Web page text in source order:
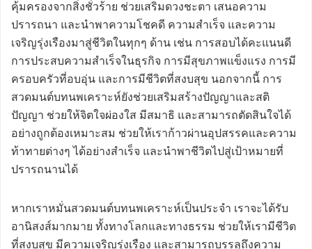
คุ้มครองจากสิ่งชั่วร้าย ช่วยเสริมดวงชะตา เสนอความ
ปรารถนา และนำพาความโชคดี ความสำเร็จ และความ
เจริญรุ่งเรืองมาสู่ชีวิตในทุกๆ ด้าน เช่น การสอบได้คะแนนดี
การประสบความสำเร็จในธุรกิจ การมีสุขภาพแข็งแรง การมี
ครอบครัวที่อบอุ่น และการมีชีวิตที่สงบสุข นอกจากนี้ การ
สวดมนต์บทนพเคราะห์ยังช่วยเสริมสร้างปัญญาและสติ
ปัญญา ช่วยให้จิตใจผ่องใส มีสมาธิ และสามารถตัดสินใจได้
อย่างถูกต้องเหมาะสม ช่วยให้เราก้าวผ่านอุปสรรคและความ
ท้าทายต่างๆ ได้อย่างสำเร็จ และนำพาชีวิตไปสู่เป้าหมายที่
ปรารถนานได้
หากเราหมั่นสวดมนต์บทนพเคราะห์เป็นประจำ เราจะได้รับ
อานิสงส์มากมาย ทั้งทางโลกและทางธรรม ช่วยให้เรามีชีวิต
ที่สงบสุข มีความเจริญรุ่งเรือง และสามารถบรรลุถึงความ